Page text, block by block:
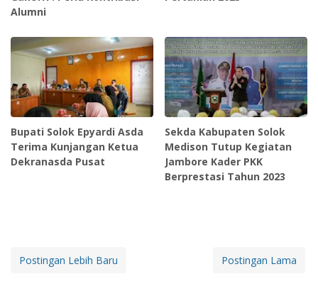
Alumni
Bupati Solok Epyardi Asda
Terima Kunjangan Ketua
Dekranasda Pusat
Sekda Kabupaten Solok
Medison Tutup Kegiatan
Jambore Kader PKK
Berprestasi Tahun 2023
Postingan Lebih Baru Postingan Lama